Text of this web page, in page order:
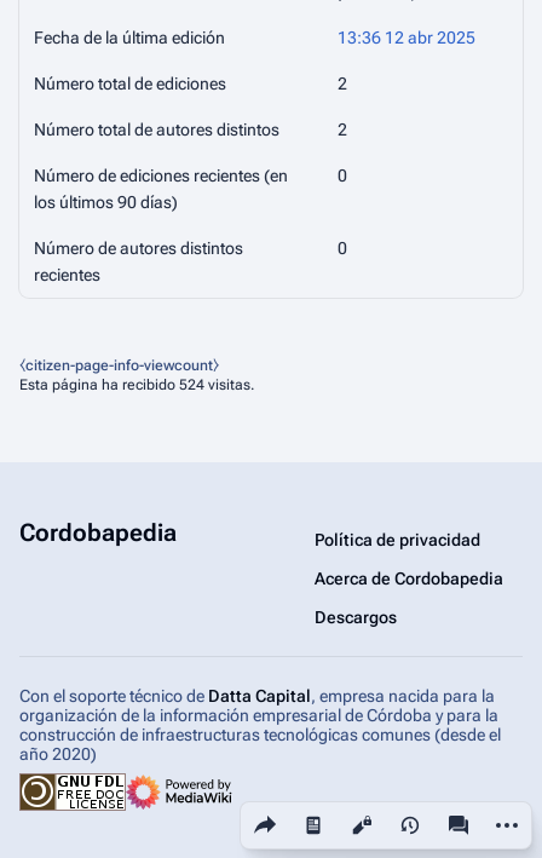
Comparte esta página
Vistas associated-
Fecha de la última edición 13:36 12 abr 2025
Número total de ediciones 2
Número total de autores distintos 2
Número de ediciones recientes (en
los últimos 90 días)
0
Número de autores distintos
recientes
0
⧼citizen-page-info-viewcount⧽
Esta página ha recibido 524 visitas.
Cordobapedia
Política de privacidad
Acerca de Cordobapedia
Descargos
Con el soporte técnico de Datta Capital, empresa nacida para la
organización de la información empresarial de Córdoba y para la
construcción de infraestructuras tecnológicas comunes (desde el
año 2020)